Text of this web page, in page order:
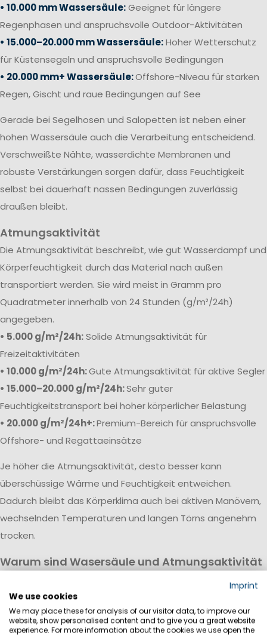
• 10.000 mm Wassersäule:Geeignet für längere
Regenphasen und anspruchsvolle Outdoor-Aktivitäten
• 15.000–20.000 mm Wassersäule:Hoher Wetterschutz
für Küstensegeln und anspruchsvolle Bedingungen
• 20.000 mm+ Wassersäule:Offshore-Niveau für starken
Regen, Gischt und raue Bedingungen auf See
Gerade bei Segelhosen und Salopetten ist neben einer
hohen Wassersäule auch die Verarbeitung entscheidend.
Verschweißte Nähte, wasserdichte Membranen und
robuste Verstärkungen sorgen dafür, dass Feuchtigkeit
selbst bei dauerhaft nassen Bedingungen zuverlässig
draußen bleibt.
Atmungsaktivität
Die Atmungsaktivität beschreibt, wie gut Wasserdampf und
Körperfeuchtigkeit durch das Material nach außen
transportiert werden. Sie wird meist in Gramm pro
Quadratmeter innerhalb von 24 Stunden (g/m²/24h)
angegeben.
• 5.000 g/m²/24h:Solide Atmungsaktivität für
Freizeitaktivitäten
• 10.000 g/m²/24h:Gute Atmungsaktivität für aktive Segler
• 15.000–20.000 g/m²/24h:Sehr guter
Feuchtigkeitstransport bei hoher körperlicher Belastung
• 20.000 g/m²/24h+:Premium-Bereich für anspruchsvolle
Offshore- und Regattaeinsätze
Je höher die Atmungsaktivität, desto besser kann
überschüssige Wärme und Feuchtigkeit entweichen.
Dadurch bleibt das Körperklima auch bei aktiven Manövern,
wechselnden Temperaturen und langen Törns angenehm
trocken.
Warum sind Wasersäule und Atmungsaktivität
Eine hochwertige Segeljackbekleidung vereint hohe
Wasserdichtigkeit mit guter Atmungsaktivität. Während die
Wassersäule vor Regen, Wind und Gischt schützt, sorgt die
Imprint
We use cookies
We may place these for analysis of our visitor data, to improve our
website, show personalised content and to give you a great website
experience. For more information about the cookies we use open the